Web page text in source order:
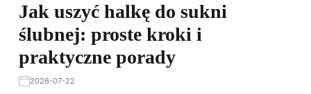
Jak uszyć halkę do sukni
ślubnej: proste kroki i
praktyczne porady
2026-07-22